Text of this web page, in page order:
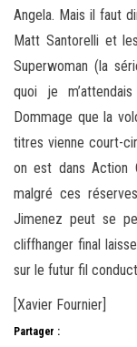
Angela. Mais il faut
Matt Santorelli et
Superwoman (la
quoi je
Dommage que la
titres vienne court-
on est dans Action
malgré ces
Jimenez peut se
cliffhanger final
sur le futur fil
[Xavier Fournier]
Partager :